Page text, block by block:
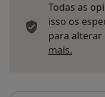
Todas as
isso os
para alterar
mais.